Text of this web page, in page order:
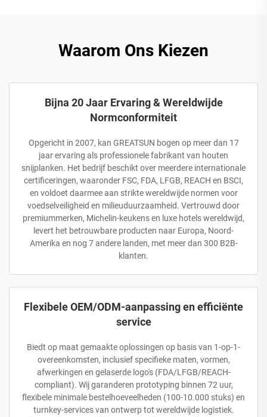
Waarom Ons Kiezen
Bijna 20 Jaar Ervaring & Wereldwijde
Normconformiteit
Opgericht in 2007, kan GREATSUN bogen op meer dan 17
jaar ervaring als professionele fabrikant van houten
snijplanken. Het bedrijf beschikt over meerdere internationale
certificeringen, waaronder FSC, FDA, LFGB, REACH en BSCI,
en voldoet daarmee aan strikte wereldwijde normen voor
voedselveiligheid en milieuduurzaamheid. Vertrouwd door
premiummerken, Michelin-keukens en luxe hotels wereldwijd,
levert het betrouwbare producten naar Europa, Noord-
Amerika en nog 7 andere landen, met meer dan 300 B2B-
klanten.
Flexibele OEM/ODM-aanpassing en efficiënte
service
Biedt op maat gemaakte oplossingen op basis van 1-op-1-
overeenkomsten, inclusief specifieke maten, vormen,
afwerkingen en gelaserde logo's (FDA/LFGB/REACH-
compliant). Wij garanderen prototyping binnen 72 uur,
flexibele minimale bestelhoeveelheden (100-10.000 stuks) en
turnkey-services van ontwerp tot wereldwijde logistiek.